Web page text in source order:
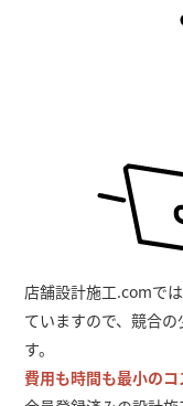
店舗設計施工.comで
ていますので、競合
す。
費用も時間も最小の